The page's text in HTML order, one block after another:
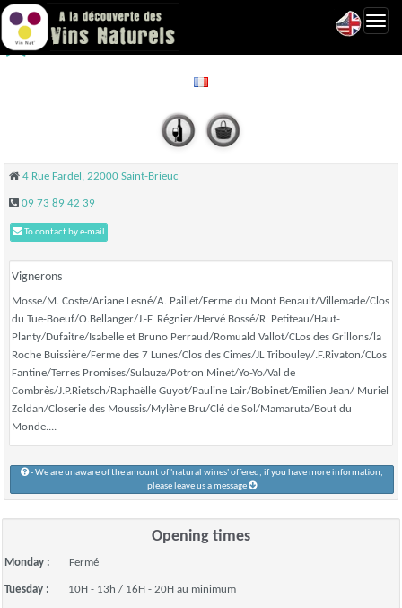
Le Piano Bleu - Saint-Brieuc
4 Rue Fardel, 22000 Saint-Brieuc
09 73 89 42 39
To contact by e-mail
Vignerons
Mosse/M. Coste/Ariane Lesné/A. Paillet/Ferme du Mont Benault/Villemade/Clos
du Tue-Boeuf/O.Bellanger/J.-F. Régnier/Hervé Bossé/R. Petiteau/Haut-
Planty/Dufaitre/Isabelle et Bruno Perraud/Romuald Vallot/CLos des Grillons/la
Roche Buissière/Ferme des 7 Lunes/Clos des Cimes/JL Tribouley/.F.Rivaton/CLos
Fantine/Terres Promises/Sulauze/Potron Minet/Yo-Yo/Val de
Combrès/J.P.Rietsch/Raphaëlle Guyot/Pauline Lair/Bobinet/Emilien Jean/ Muriel
Zoldan/Closerie des Moussis/Mylène Bru/Clé de Sol/Mamaruta/Bout du
Monde....
- We are unaware of the amount of 'natural wines' offered, if you have more information,
please leave us a message
Opening times
Monday : Fermé
Tuesday : 10H - 13h / 16H - 20H au minimum